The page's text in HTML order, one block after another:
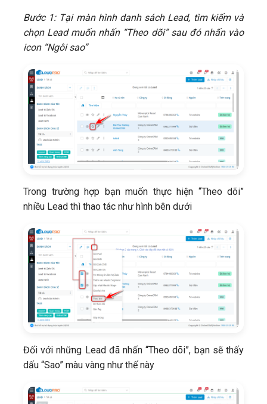
Bước 1: Tại màn hình danh sách Lead, tìm kiếm và
chọn Lead muốn nhấn “Theo dõi” sau đó nhấn vào
icon “Ngôi sao”
Trong trường hợp bạn muốn thực hiện “Theo dõi”
nhiều Lead thì thao tác như hình bên dưới
Đối với những Lead đã nhấn “Theo dõi”, bạn sẽ thấy
dấu “Sao” màu vàng như thế này